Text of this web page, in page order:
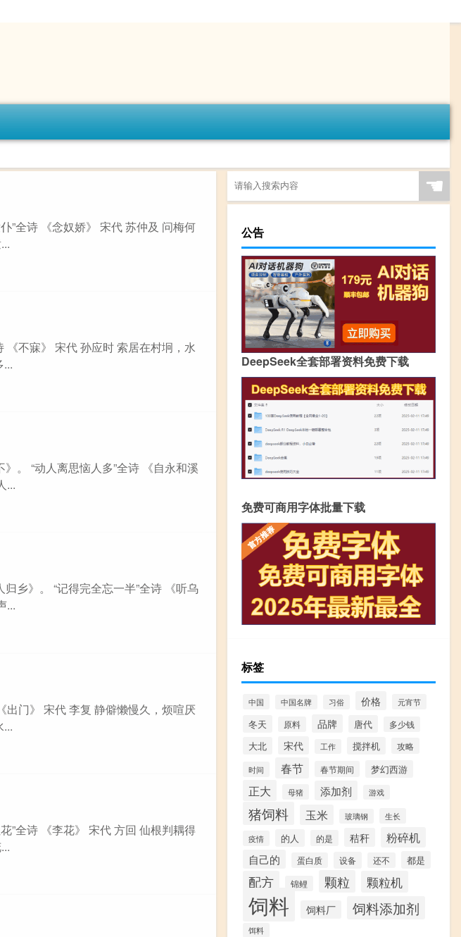
”全诗 《念奴娇》 宋代 苏仲及 问梅何
《不寐》 宋代 孙应时 索居在村坰，水
。 “动人离思恼人多”全诗 《自永和溪
...
乡》。 “记得完全忘一半”全诗 《听乌
...
出门》 宋代 李复 静僻懒慢久，烦喧厌
”全诗 《李花》 宋代 方回 仙根判耦得
☚
公告
DeepSeek全套部署资料免费下载
免费可商用字体批量下载
标签
中国 中国名牌 习俗 价格 元宵节
冬天 原料 品牌 唐代 多少钱
大北 宋代 工作 搅拌机 攻略
时间 春节 春节期间 梦幻西游
正大 母猪 添加剂 游戏
猪饲料 玉米 玻璃钢
生长
疫情
的人 的是 秸秆 粉碎机
自己的 蛋白质 设备 还不 都是
配方 锦鲤 颗粒 颗粒机
饲料 饲料厂 饲料添加剂
饵料